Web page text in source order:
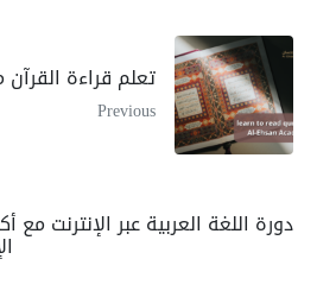
تعلم قراءة
Previous
دورة اللغة العربية عبر الإنترنت مع